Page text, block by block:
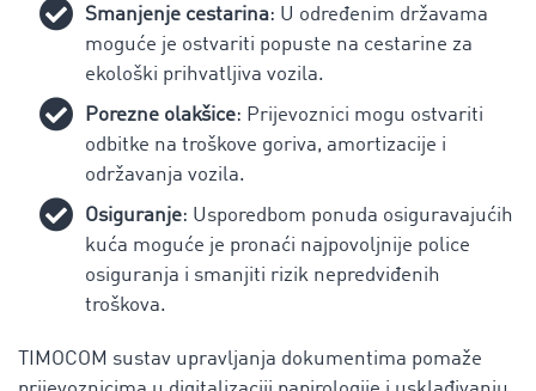
Smanjenje cestarina: U određenim državama
moguće je ostvariti popuste na cestarine za
ekološki prihvatljiva vozila.
Porezne olakšice: Prijevoznici mogu ostvariti
odbitke na troškove goriva, amortizacije i
održavanja vozila.
Osiguranje: Usporedbom ponuda osiguravajućih
kuća moguće je pronaći najpovoljnije police
osiguranja i smanjiti rizik nepredviđenih
troškova.
TIMOCOM sustav upravljanja dokumentima pomaže